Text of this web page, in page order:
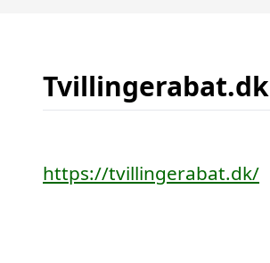
Tvillingerabat.dk
https://tvillingerabat.dk/